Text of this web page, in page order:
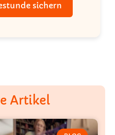
sichern
Artikel